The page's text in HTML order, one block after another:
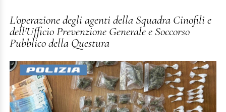
L'operazione degli agenti della Squadra Cinofili e
dell'Ufficio Prevenzione Generale e Soccorso
Pubblico della Questura